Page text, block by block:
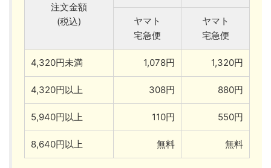
注文金額
(税込)
ヤマト
宅急便
ヤマト
宅急便
4,320円未満 1,078円 1,320円
4,320円以上 308円 880円
5,940円以上 110円 550円
8,640円以上 無料 無料